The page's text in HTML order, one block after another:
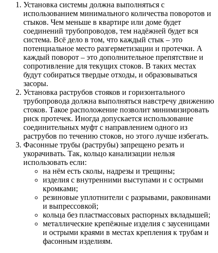
Установка системы должна выполняться с
использованием минимального количества поворотов и
стыков. Чем меньше в квартире или доме будет
соединений трубопроводов, тем надёжней будет вся
система. Всё дело в том, что каждый стык – это
потенциальное место разгерметизации и протечки. А
каждый поворот – это дополнительное препятствие и
сопротивление для текущих стоков. В таких местах
будут собираться твердые отходы, и образовываться
засоры.
Установка раструбов стояков и горизонтального
трубопровода должна выполняться навстречу движению
стоков. Такое расположение позволит минимизировать
риск протечек. Иногда допускается использование
соединительных муфт с направлением одного из
раструбов по течению стоков, но этого лучше избегать.
Фасонные трубы (раструбы) запрещено резать и
укорачивать. Так, кольцо канализации нельзя
использовать если:
на нём есть сколы, надрезы и трещины;
изделия с внутренними выступами и с острыми
кромками;
резиновые уплотнители с разрывами, раковинами
и выпрессовкой;
кольца без пластмассовых распорных вкладышей;
металлические крепёжные изделия с заусеницами
и острыми краями в местах крепления к трубам и
фасонным изделиям.